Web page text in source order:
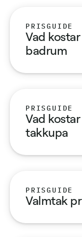
PRISGUIDE
Vad
badrum
PRISGUIDE
Vad
takkupa
PRISGUIDE
Valmtak